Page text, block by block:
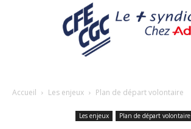
Accueil Les enjeux Plan de départ volontaire
Les enjeux Plan de départ volontaire